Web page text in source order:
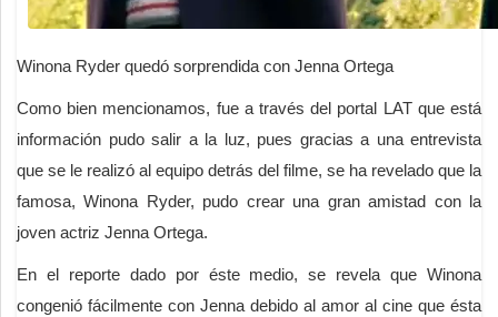
Winona Ryder quedó sorprendida con Jenna Ortega
Como bien mencionamos, fue a través del portal LAT que está
información pudo salir a la luz, pues gracias a una entrevista
que se le realizó al equipo detrás del filme, se ha revelado que la
famosa, Winona Ryder, pudo crear una gran amistad con la
joven actriz Jenna Ortega.
En el reporte dado por éste medio, se revela que Winona
congenió fácilmente con Jenna debido al amor al cine que ésta